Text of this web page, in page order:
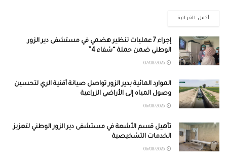
أكمل القراءة
إجراء 7 عمليات تنظير هضمي في مستشفى دير الزور
الوطني ضمن حملة “شفاء 4”
الموارد المائية بدير الزور تواصل صيانة أقنية الري لتحسين
وصول المياه إلى الأراضي الزراعية
تأهيل قسم الأشعة في مستشفى دير الزور الوطني لتعزيز
الخدمات التشخيصية